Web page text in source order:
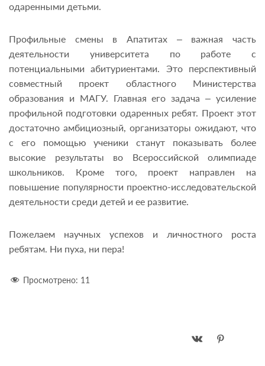
одаренными детьми.
Профильные смены в Апатитах – важная часть
деятельности университета по работе с
потенциальными абитуриентами. Это перспективный
совместный проект областного Министерства
образования и МАГУ. Главная его задача – усиление
профильной подготовки одаренных ребят. Проект этот
достаточно амбициозный, организаторы ожидают, что
с его помощью ученики станут показывать более
высокие результаты во Всероссийской олимпиаде
школьников. Кроме того, проект направлен на
повышение популярности проектно-исследовательской
деятельности среди детей и ее развитие.
Пожелаем научных успехов и личностного роста
ребятам. Ни пуха, ни пера!
Просмотрено: 11